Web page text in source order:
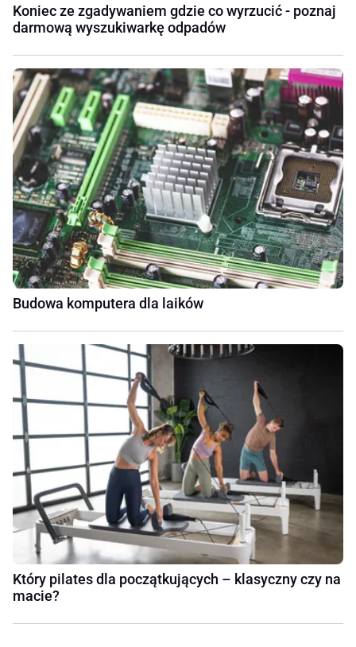
Koniec ze zgadywaniem gdzie co wyrzucić - poznaj
darmową wyszukiwarkę odpadów
Budowa komputera dla laików
Który pilates dla początkujących – klasyczny czy na
macie?